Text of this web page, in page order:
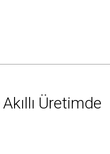
Üretimde